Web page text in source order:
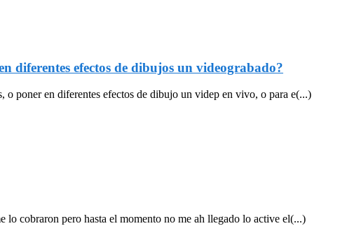
diferentes efectos de dibujos un videograbado?
poner en diferentes efectos de dibujo un videp en vivo, o para e(...)
lo cobraron pero hasta el momento no me ah llegado lo active el(...)